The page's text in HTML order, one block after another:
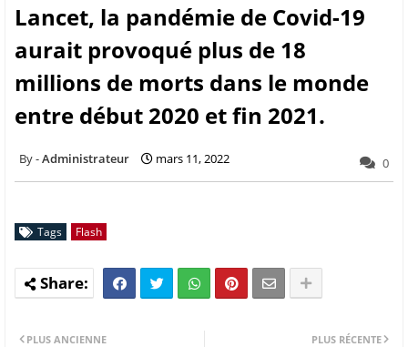
Lancet, la pandémie de Covid-19
aurait provoqué plus de 18
millions de morts dans le monde
entre début 2020 et fin 2021.
Administrateur mars 11, 2022 0
Tags Flash
PLUS RÉCENTE
PLUS ANCIENNE